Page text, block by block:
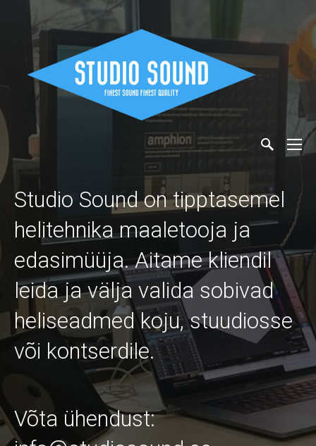
Studio Sound on tipptasemel
helitehnika maaletooja ja
edasimüüja. Aitame kliendil
leida ja välja valida sobivad
heliseadmed koju, stuudiosse
või kontserdile.
Võta ühendust: